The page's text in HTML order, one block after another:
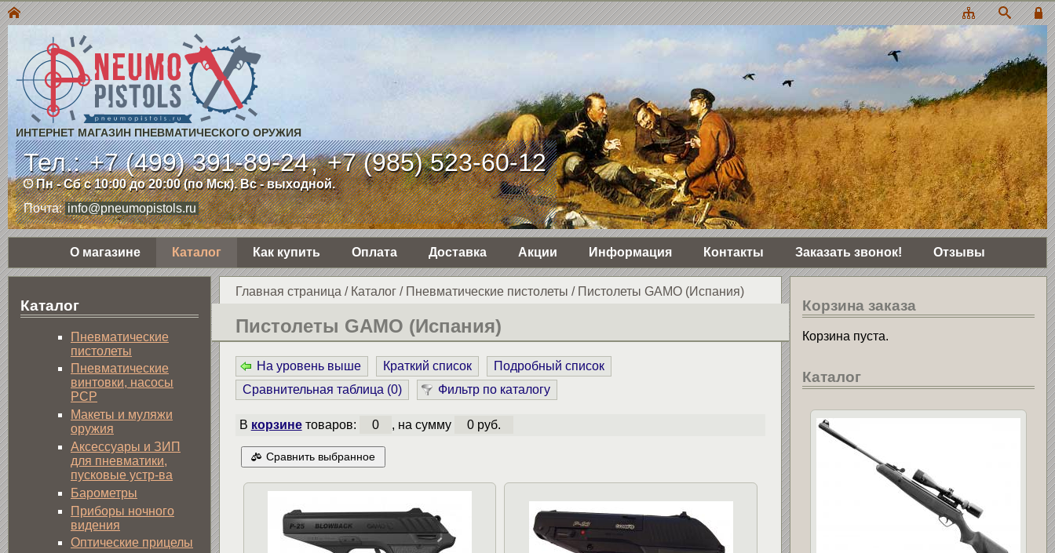
ИНТЕРНЕТ МАГАЗИН ПНЕВМАТИЧЕСКОГО ОРУЖИЯ
Тел.:+7 (499) 391-89-24,+7 (985) 523-60-12
Пн - Сб с 10:00 до 20:00 (по Мск). Вс - выходной.
Почта: info@pneumopistols.ru
О магазине Каталог Как купить Оплата Доставка Акции Информация Контакты Заказать звонок! Отзывы
Главная страница / Каталог/ Пнев­ма­ти­чес­кие пистолеты / Пистолеты GAMO (Испания)
Пистолеты GAMO (Испания)
На уровень выше Краткий список
Подробный список
Сравнительная таблица (0) Фильтр по каталогу
В корзинетоваров: 0 , на сумму 0 руб.
Сравнить выбранное
Каталог
Пнев­ма­ти­чес­кие
пистолеты
Пневматические
винтовки, насосы
PCP
Макеты и муляжи
оружия
Аксессуары и ЗИП
для пневматики,
пусковые устр-ва
Барометры
Приборы ночного
видения
Оптические прицелы
Корзина заказа
Корзина пуста.
Каталог